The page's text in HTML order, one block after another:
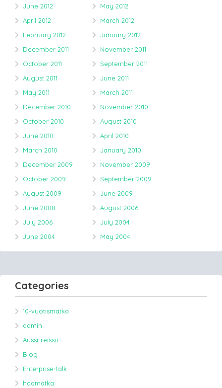
June 2012
May 2012
April 2012
March 2012
February 2012
January 2012
December 2011
November 2011
October 2011
September 2011
August 2011
June 2011
May 2011
March 2011
December 2010
November 2010
October 2010
August 2010
June 2010
April 2010
March 2010
January 2010
December 2009
November 2009
October 2009
September 2009
August 2009
June 2009
June 2008
August 2006
July 2006
July 2004
June 2004
May 2004
Categories
10-vuotismatka
admin
Aussi-reissu
Blog
Enterprise-talk
haamatka